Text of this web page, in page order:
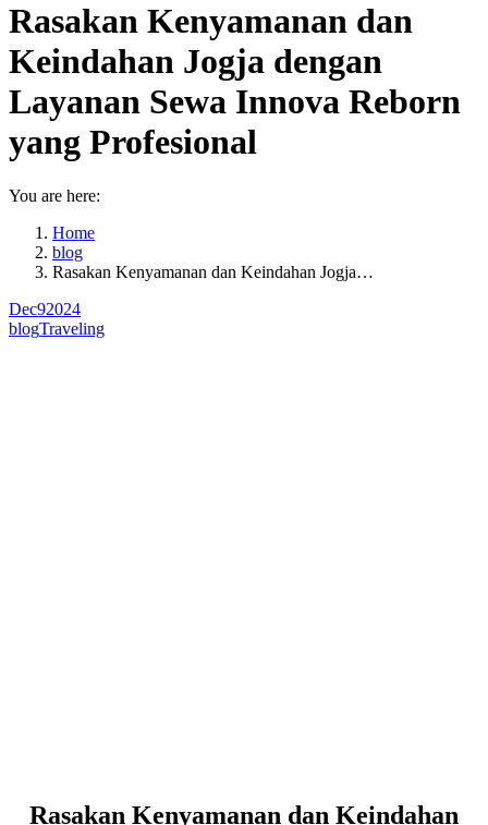
Rasakan Kenyamanan dan
Keindahan Jogja dengan
Layanan Sewa Innova Reborn
yang Profesional
You are here:
Home
blog
Rasakan Kenyamanan dan Keindahan Jogja…
Dec92024
blogTraveling
Rasakan Kenyamanan dan Keindahan